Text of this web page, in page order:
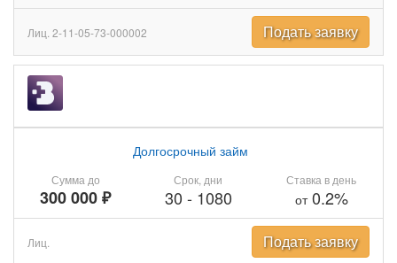
Лиц. 2-11-05-73-000002 Подать заявку
Сумма до
300 000 ₽
Долгосрочный займ
Срок, дни
30 - 1080
Ставка в день
от0.2%
Лиц. Подать заявку